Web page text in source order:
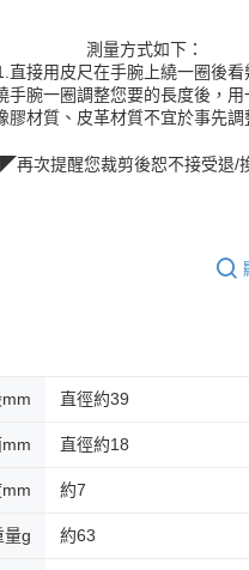
測量方式如下：
直接用皮尺在手腕上繞一圈後看
手腕一圈調整您要的長度後，
膠材質、皮革材質不宜於事先調
◤再次提醒您裁剪後恕不接受退/
直徑約39
直徑約18
約7
量g 約63